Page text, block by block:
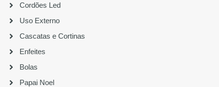
Cordões Led
Uso Externo
Cascatas e Cortinas
Enfeites
Bolas
Papai Noel